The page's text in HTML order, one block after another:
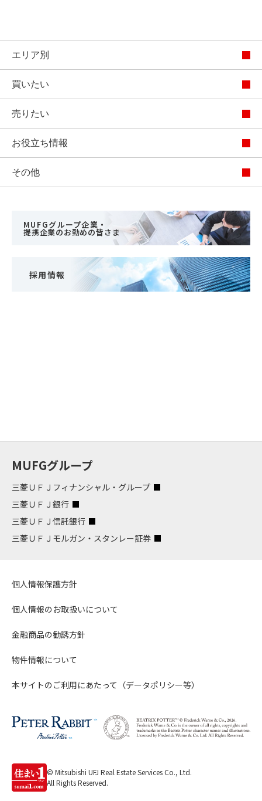
エリア別
買いたい
売りたい
お役立ち情報
その他
MUFGグループ企業・
提携企業のお勤めの皆さま
採用情報
MUFGグループ
三菱ＵＦＪフィナンシャル・グループ
三菱ＵＦＪ銀行
三菱ＵＦＪ信託銀行
三菱ＵＦＪモルガン・スタンレー証券
個人情報保護方針
個人情報のお取扱いについて
金融商品の勧誘方針
物件情報について
本サイトのご利用にあたって（データポリシー等）
© Mitsubishi UFJ Real Estate Services Co., Ltd.
All Rights Reserved.